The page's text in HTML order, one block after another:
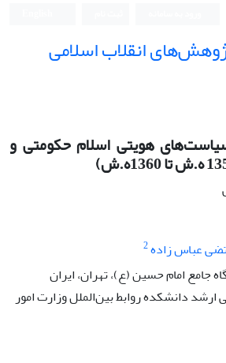
انقلاب اسلامی
هویتی اسلام حکومتی و
عباس زاده2
جامع امام حسین (ع)، تهران، ایران
دانشکده روابط بین‌الملل وزارت امور